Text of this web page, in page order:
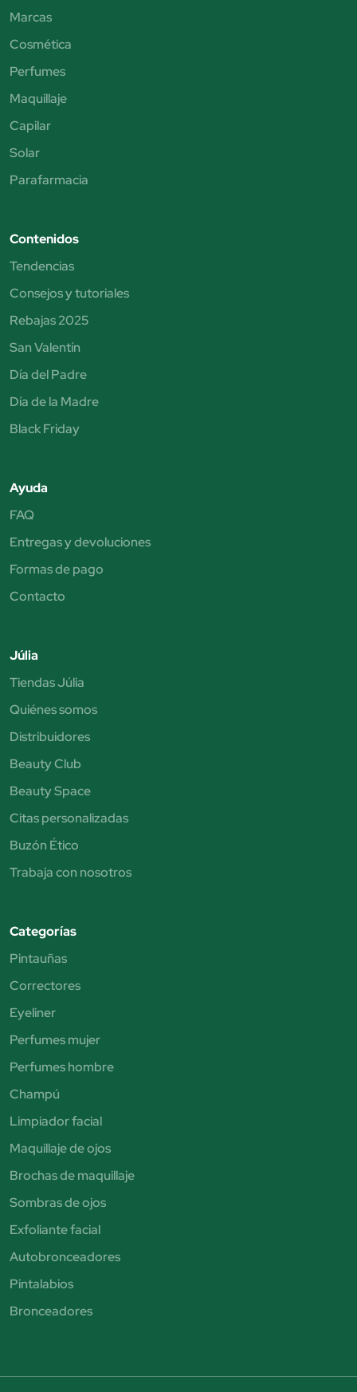
Marcas
Cosmética
Perfumes
Maquillaje
Capilar
Solar
Parafarmacia
Contenidos
Tendencias
Consejos y tutoriales
Rebajas 2025
San Valentín
Día del Padre
Día de la Madre
Black Friday
Ayuda
FAQ
Entregas y devoluciones
Formas de pago
Contacto
Júlia
Tiendas Júlia
Quiénes somos
Distribuidores
Beauty Club
Beauty Space
Citas personalizadas
Buzón Ético
Trabaja con nosotros
Categorías
Pintauñas
Correctores
Eyeliner
Perfumes mujer
Perfumes hombre
Champú
Limpiador facial
Maquillaje de ojos
Brochas de maquillaje
Sombras de ojos
Exfoliante facial
Autobronceadores
Pintalabios
Bronceadores